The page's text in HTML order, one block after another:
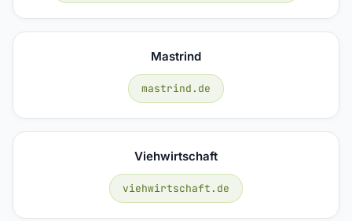
Mastrind
mastrind.de
Viehwirtschaft
viehwirtschaft.de